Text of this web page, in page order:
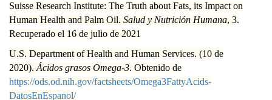
Suisse Research Institute: The Truth about Fats, its Impact on
Human Health and Palm Oil. Salud y Nutrición Humana, 3.
Recuperado el 16 de julio de 2021
U.S. Department of Health and Human Services. (10 de
2020). Ácidos grasos Omega-3. Obtenido de
https://ods.od.nih.gov/factsheets/Omega3FattyAcids-
DatosEnEspanol/